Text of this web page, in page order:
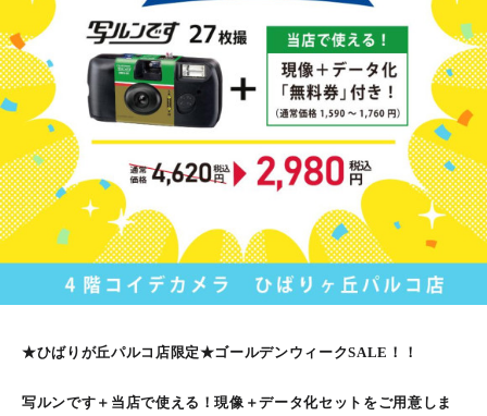
★ひばりが丘パルコ店限定★ゴールデンウィークSALE！！
写ルンです＋当店で使える！現像＋データ化セットをご用意しま